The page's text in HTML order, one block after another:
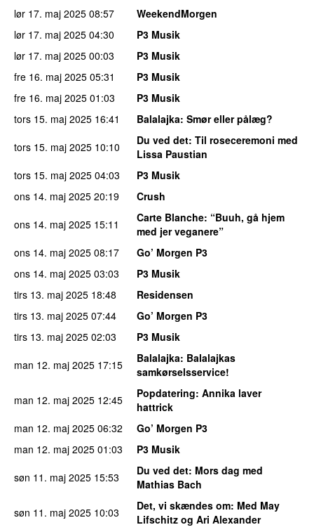
lør 17. maj 2025 08:57
WeekendMorgen
lør 17. maj 2025 04:30
P3 Musik
lør 17. maj 2025 00:03
P3 Musik
fre 16. maj 2025 05:31
P3 Musik
fre 16. maj 2025 01:03
P3 Musik
tors 15. maj 2025 16:41 Balalajka: Smør eller pålæg?
tors 15. maj 2025 10:10 Du ved det: Til roseceremoni med
Lissa Paustian
tors 15. maj 2025 04:03
P3 Musik
ons 14. maj 2025 20:19
Crush
ons 14. maj 2025 15:11 Carte Blanche: “Buuh, gå hjem
med jer veganere”
ons 14. maj 2025 08:17
Go’ Morgen P3
ons 14. maj 2025 03:03
P3 Musik
tirs 13. maj 2025 18:48
Residensen
tirs 13. maj 2025 07:44
Go’ Morgen P3
tirs 13. maj 2025 02:03
P3 Musik
man 12. maj 2025 17:15 Balalajka: Balalajkas
samkørselsservice!
man 12. maj 2025 12:45 Popdatering: Annika laver
hattrick
man 12. maj 2025 06:32
Go’ Morgen P3
man 12. maj 2025 01:03
P3 Musik
søn 11. maj 2025 15:53 Du ved det: Mors dag med
Mathias Bach
søn 11. maj 2025 10:03 Det, vi skændes om: Med May
Lifschitz og Ari Alexander